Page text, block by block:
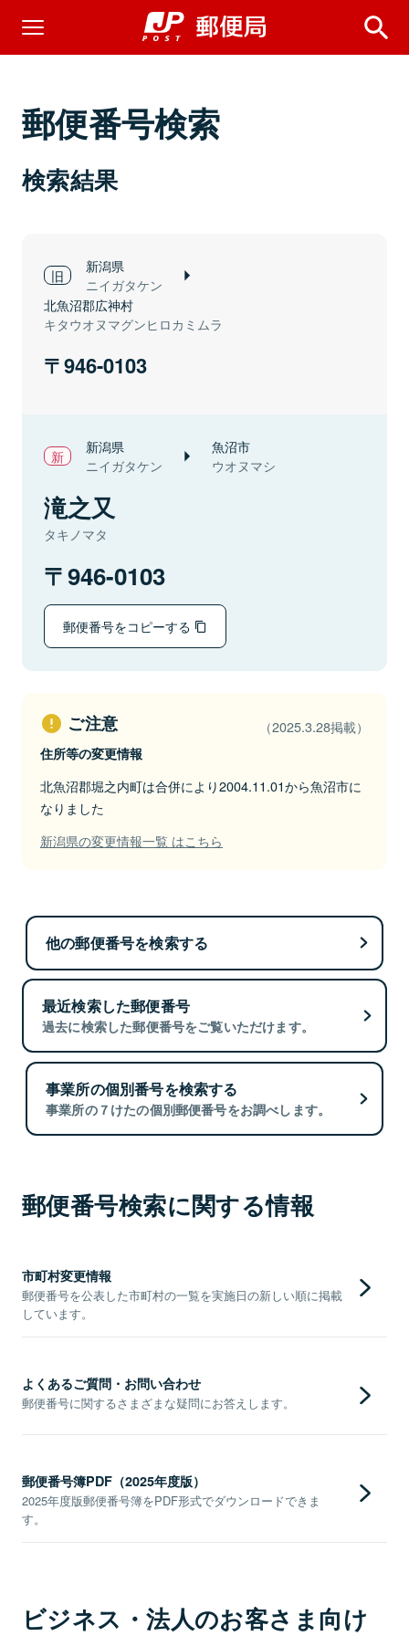
郵便番号検索
検索結果
新潟県
ニイガタケン
北魚沼郡広神村
キタウオヌマグンヒロカミムラ
946-0103
新潟県
ニイガタケン
魚沼市
ウオヌマシ
滝之又
タキノマタ
946-0103
郵便番号をコピーする
ご注意 （2025.3.28掲載）
住所等の変更情報
北魚沼郡堀之内町は合併により2004.11.01から魚沼市に
なりました
新潟県の変更情報一覧 はこちら
他の郵便番号を検索する
最近検索した郵便番号
過去に検索した郵便番号をご覧いただけます。
事業所の個別番号を検索する
事業所の７けたの個別郵便番号をお調べします。
郵便番号検索に関する情報
市町村変更情報
郵便番号を公表した市町村の一覧を実施日の新しい順に掲載
しています。
よくあるご質問・お問い合わせ
郵便番号に関するさまざまな疑問にお答えします。
郵便番号簿PDF（2025年度版）
2025年度版郵便番号簿をPDF形式でダウンロードできま
す。
ビジネス・法人のお客さま向け